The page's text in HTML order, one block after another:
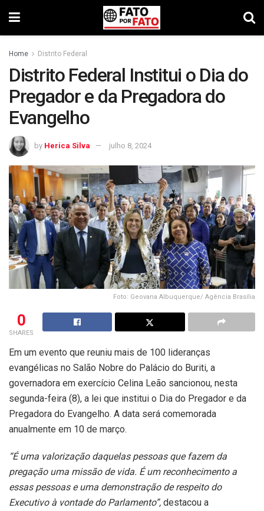
Home Distrito Federal
Distrito Federal Institui o Dia do
Pregador e da Pregadora do
Evangelho
by Herica Silva julho 8, 2024
Foto: Geovana Albuquerque/ Agência Brasília
0
SHARES
Em um evento que reuniu mais de 100 lideranças
evangélicas no Salão Nobre do Palácio do Buriti, a
governadora em exercício Celina Leão sancionou, nesta
segunda-feira (8), a lei que institui o Dia do Pregador e da
Pregadora do Evangelho. A data será comemorada
anualmente em 10 de março.
“É uma valorização daquelas pessoas que fazem da
pregação uma missão de vida. É um reconhecimento a
essas pessoas e uma demonstração de respeito do
Executivo à vontade do Parlamento”, destacou a